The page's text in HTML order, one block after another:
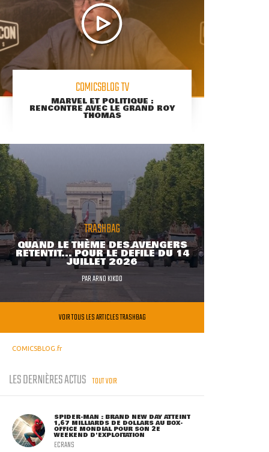
COMICSBLOG TV
MARVEL ET POLITIQUE :
RENCONTRE AVEC LE GRAND ROY
THOMAS
TRASHBAG
QUAND LE THÈME DES AVENGERS
RETENTIT... POUR LE DÉFILÉ DU 14
JUILLET 2026
PARARNO KIKOO
VOIR TOUS LES ARTICLES TRASHBAG
COMICSBLOG.fr
LES DERNIÈRES ACTUS TOUT VOIR
SPIDER-MAN : BRAND NEW DAY ATTEINT
1,67 MILLIARDS DE DOLLARS AU BOX-
OFFICE MONDIAL POUR SON 2E
WEEKEND D'EXPLOITATION
ECRANS